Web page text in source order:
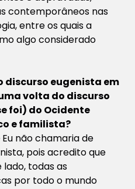
contemporâneos nas
entre os quais a
algo considerado
discurso eugenista em
volta do discurso
foi) do Ocidente
e familista?
Eu não chamaria de
pois acredito que
lado, todas as
por todo o mundo